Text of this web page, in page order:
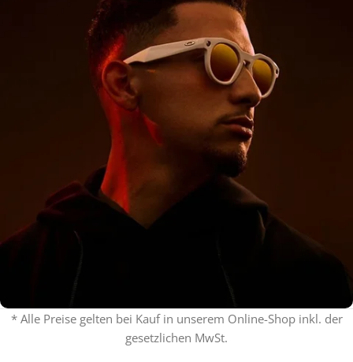
% ON SALE %
* Alle Preise gelten bei Kauf in unserem Online-Shop inkl. der
gesetzlichen MwSt.